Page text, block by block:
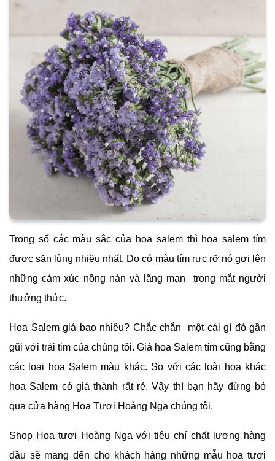
Trong số các màu sắc của hoa salem thì hoa salem tím
được săn lùng nhiều nhất. Do có màu tím rực rỡ nó gợi lên
những cảm xúc nồng nàn và lãng mạn trong mắt người
thưởng thức.
Hoa Salem giá bao nhiêu? Chắc chắn một cái gì đó gần
gũi với trái tim của chúng tôi. Giá hoa Salem tím cũng bằng
các loại hoa Salem màu khác. So với các loài hoa khác
hoa Salem có giá thành rất rẻ. Vậy thì bạn hãy đừng bỏ
qua cửa hàng Hoa Tươi Hoàng Nga chúng tôi.
Shop Hoa tươi Hoàng Nga với tiêu chí chất lượng hàng
đầu sẽ mang đến cho khách hàng những mẫu hoa tươi